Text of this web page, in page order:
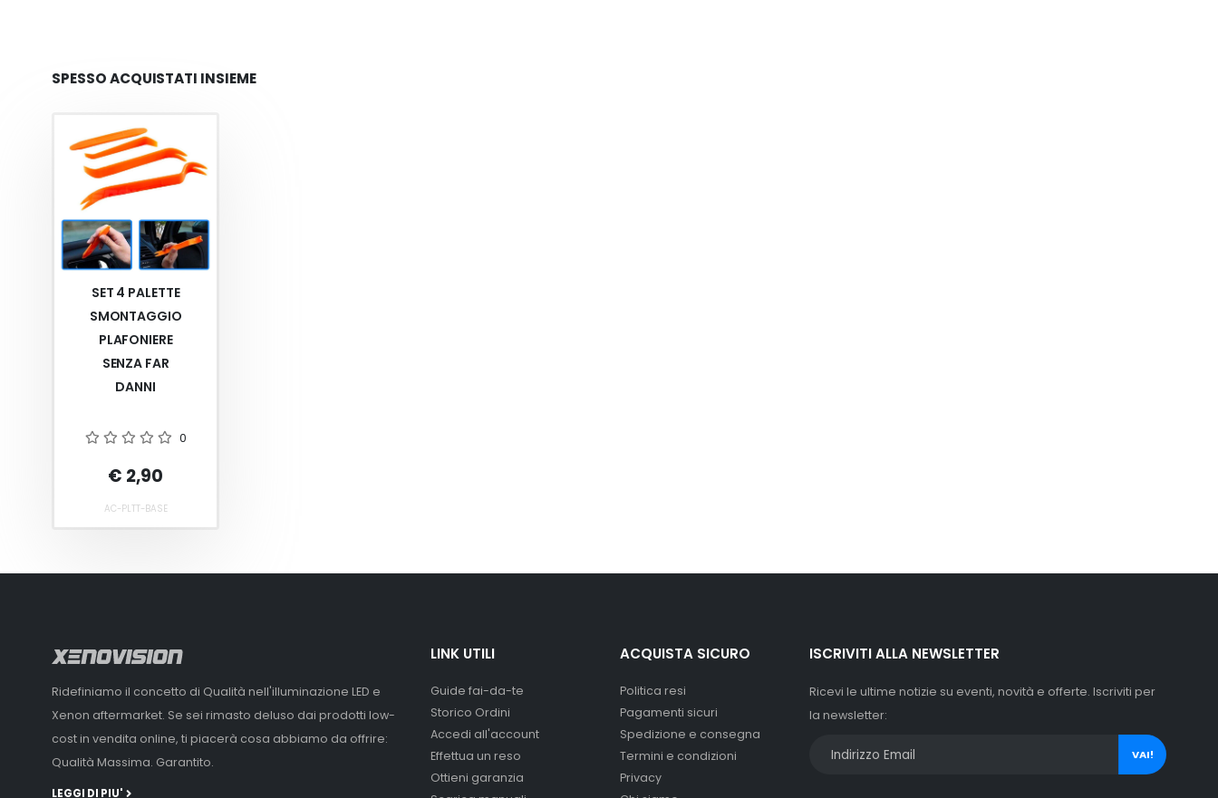
SPESSO ACQUISTATI INSIEME
SET 4 PALETTE
SMONTAGGIO
PLAFONIERE
SENZA FAR
DANNI
0
€ 2,90
AC-PLTT-BASE
Ridefiniamo il concetto di Qualità nell'illuminazione LED e
Xenon aftermarket. Se sei rimasto deluso dai prodotti low-
cost in vendita online, ti piacerà cosa abbiamo da offrire:
Qualità Massima. Garantito.
LEGGI DI PIU'
LINK UTILI
Guide fai-da-te
Storico Ordini
Accedi all'account
Effettua un reso
Ottieni garanzia
ACQUISTA SICURO
Politica resi
Pagamenti sicuri
Spedizione e consegna
Termini e condizioni
Privacy
ISCRIVITI ALLA NEWSLETTER
Ricevi le ultime notizie su eventi, novità e offerte. Iscriviti per
la newsletter:
VAI!